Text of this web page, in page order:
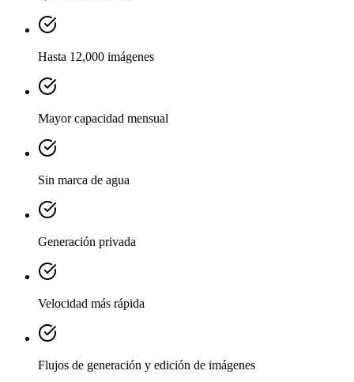
Hasta 12,000 imágenes
Mayor capacidad mensual
Sin marca de agua
Generación privada
Velocidad más rápida
Flujos de generación y edición de imágenes